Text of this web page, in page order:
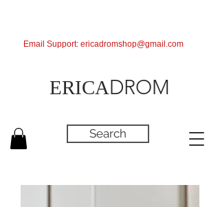
ERICADROM
Search
Email Support: ericadromshop@gmail.com